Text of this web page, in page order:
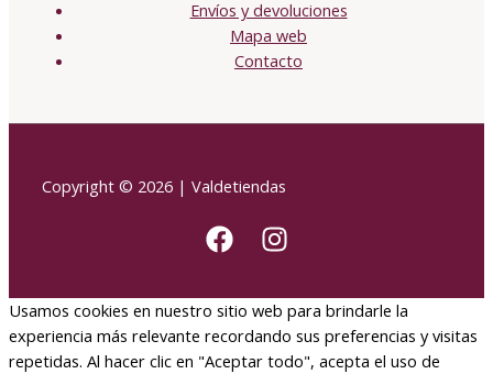
Envíos y devoluciones
Mapa web
Contacto
Copyright © 2026 | Valdetiendas
Usamos cookies en nuestro sitio web para brindarle la
experiencia más relevante recordando sus preferencias y visitas
repetidas. Al hacer clic en "Aceptar todo", acepta el uso de